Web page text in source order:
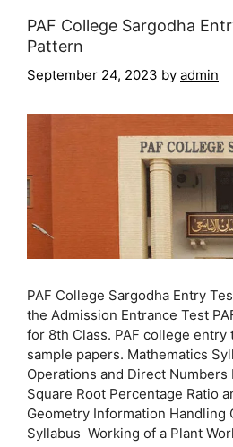
PAF College Sargodha
Pattern
September 24, 2023 by admin
PAF College Sargodha Entry
the Admission Entrance Test
for 8th Class. PAF college entry
sample papers. Mathematics
Operations and Direct Numbers
Square Root Percentage Ratio
Geometry Information Handling
Syllabus Working of a Plant